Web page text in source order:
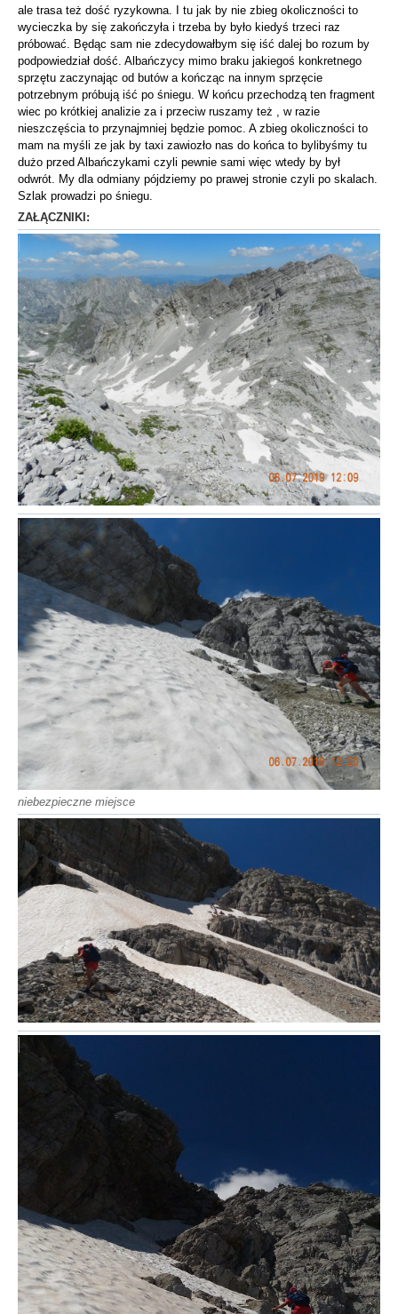
ale trasa też dość ryzykowna. I tu jak by nie zbieg okoliczności to
wycieczka by się zakończyła i trzeba by było kiedyś trzeci raz
próbować. Będąc sam nie zdecydowałbym się iść dalej bo rozum by
podpowiedział dość. Albańczycy mimo braku jakiegoś konkretnego
sprzętu zaczynając od butów a kończąc na innym sprzęcie
potrzebnym próbują iść po śniegu. W końcu przechodzą ten fragment
wiec po krótkiej analizie za i przeciw ruszamy też , w razie
nieszczęścia to przynajmniej będzie pomoc. A zbieg okoliczności to
mam na myśli ze jak by taxi zawiozło nas do końca to bylibyśmy tu
dużo przed Albańczykami czyli pewnie sami więc wtedy by był
odwrót. My dla odmiany pójdziemy po prawej stronie czyli po skalach.
Szlak prowadzi po śniegu.
ZAŁĄCZNIKI:
niebezpieczne miejsce